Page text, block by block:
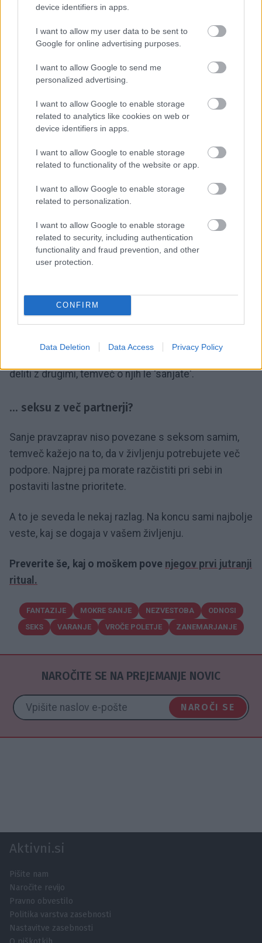
device identifiers in apps.
I want to allow my user data to be sent to
Google for online advertising purposes.
I want to allow Google to send me
personalized advertising.
I want to allow Google to enable storage
related to analytics like cookies on web or
device identifiers in apps.
I want to allow Google to enable storage
related to functionality of the website or app.
I want to allow Google to enable storage
related to personalization.
I want to allow Google to enable storage
related to security, including authentication
functionality and fraud prevention, and other
user protection.
CONFIRM
Data Deletion Data Access Privacy Policy
Strokovnjaki menijo, da so to sanje o spolnosti in
razmerjih, ne glede na to, kdo v njih nastopa. Prav
tako menijo, da lahko prav te sanje pomagajo poiskati
odgovor na vprašanja, ki se nam pletejo po glavi, ko je
na površju novo razmerje.
... seksu s šefom ali sodelavcem?
dogodivščinah. Ali pa, preprosto, prek sanj izkazujete
osebnost.
... seksu s slavno osebnostjo?
Slavne osebnosti navadno predstavljajo le sliko
vašega idealnega ljubimca oziroma ljubimke.
Utelešajo torej to, kar si vi želite videti pri svojemu
partnerju. Druga razlaga: takšne sanje lahko
deliti z drugimi, temveč o njih le 'sanjate'.
... seksu z več partnerji?
Sanje pravzaprav niso povezane s seksom samim,
temveč kažejo na to, da v življenju potrebujete več
podpore. Najprej pa morate razčistiti pri sebi in
postaviti lastne prioritete.
A to je seveda le nekaj razlag. Na koncu sami najbolje
veste, kaj se dogaja v vašem življenju.
Preverite še, kaj o moškem pove njegov prvi jutranji
ritual.
FANTAZIJE MOKRE SANJE NEZVESTOBA
ODNOSI
SEKS
VARANJE VROČE POLETJE ZANEMARJANJE
NAROČITE SE NA PREJEMANJE NOVIC
NAROČI SE
Aktivni.si
Pišite nam
Naročite revijo
Pravno obvestilo
Politika varstva zasebnosti
Nastavitve zasebnosti